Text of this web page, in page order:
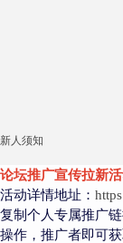
新人须知
论坛推广宣传拉新
活动详情地址：
复制个人专属推广
操作，推广者即可